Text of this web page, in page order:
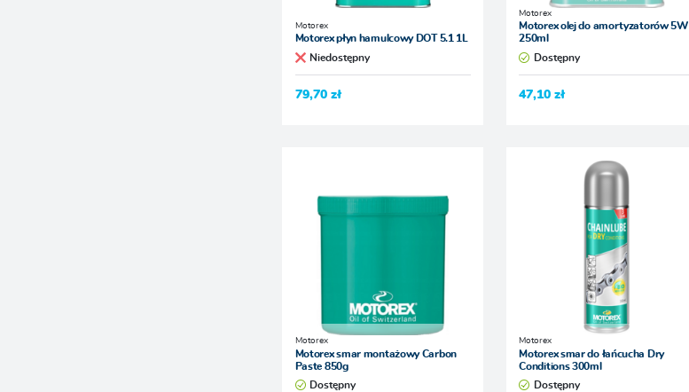
Motorex
Motorex płyn hamulcowy DOT 5.1 1L
Niedostępny
79,70 zł
Motorex
Motorex olej do amortyzatorów 5W
250ml
Dostępny
47,10 zł
Motorex
Motorex smar montażowy Carbon
Paste 850g
Dostępny
Motorex
Motorex smar do łańcucha Dry
Conditions 300ml
Dostępny